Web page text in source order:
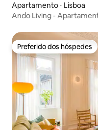
Apartamento ⋅ Lisboa
Ando Living -
Preferido dos hóspedes
Preferido dos hóspedes